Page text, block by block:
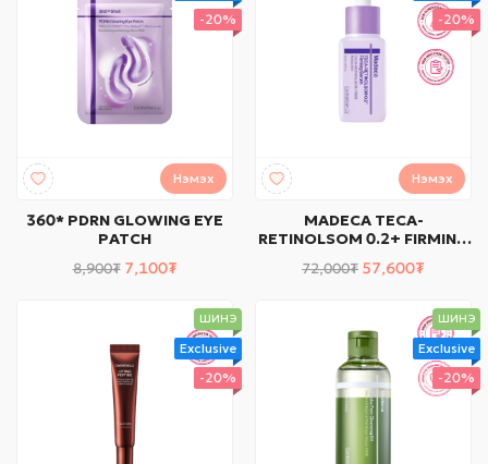
-20%
Нэмэх
360* PDRN GLOWING EYE
PATCH
8,900₮ 7,100₮
-20%
Нэмэх
MADECA TECA-
RETINOLSOM 0.2+ FIRMING
72,000₮ 57,600₮
ШИНЭ
Exclusive
-20%
ШИНЭ
Exclusive
-20%